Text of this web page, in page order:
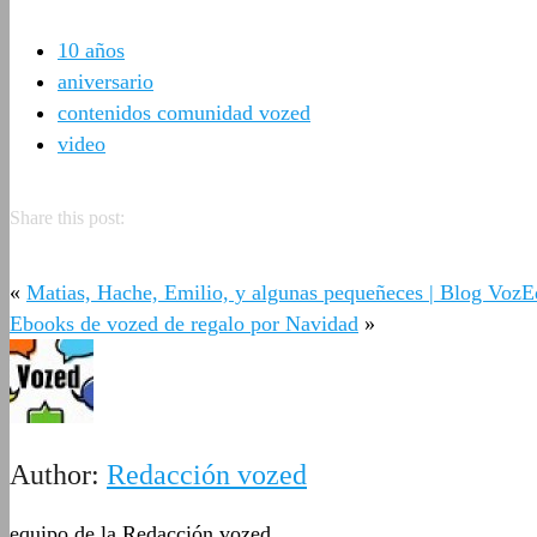
10 años
aniversario
contenidos comunidad vozed
video
Share this post:
« Matias, Hache, Emilio, y algunas pequeñeces | Blog
Ebooks de vozed de regalo por Navidad »
Author: Redacción vozed